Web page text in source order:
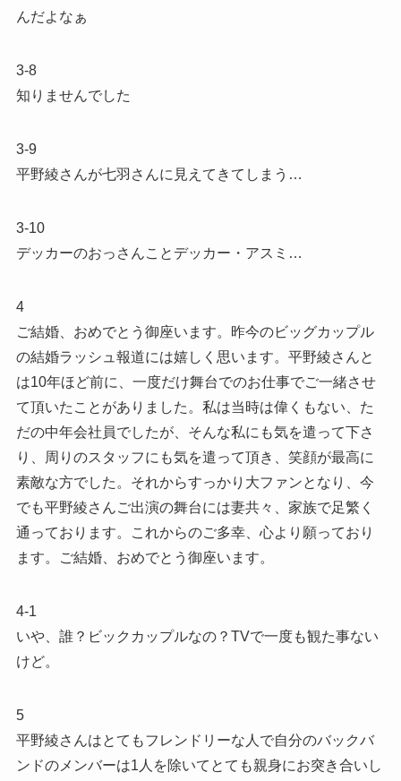
んだよなぁ
3-8
知りませんでした
3-9
平野綾さんが七羽さんに見えてきてしまう…
3-10
デッカーのおっさんことデッカー・アスミ…
4
ご結婚、おめでとう御座います。昨今のビッグカップル
の結婚ラッシュ報道には嬉しく思います。平野綾さんと
は10年ほど前に、一度だけ舞台でのお仕事でご一緒させ
て頂いたことがありました。私は当時は偉くもない、た
だの中年会社員でしたが、そんな私にも気を遣って下さ
り、周りのスタッフにも気を遣って頂き、笑顔が最高に
素敵な方でした。それからすっかり大ファンとなり、今
でも平野綾さんご出演の舞台には妻共々、家族で足繁く
通っております。これからのご多幸、心より願っており
ます。ご結婚、おめでとう御座います。
4-1
いや、誰？ビックカップルなの？TVで一度も観た事ない
けど。
5
平野綾さんはとてもフレンドリーな人で自分のバックバ
ンドのメンバーは1人を除いてとても親身にお突き合いし